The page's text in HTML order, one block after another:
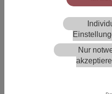
Nur
rnfragen, Materialien, Linktipps,